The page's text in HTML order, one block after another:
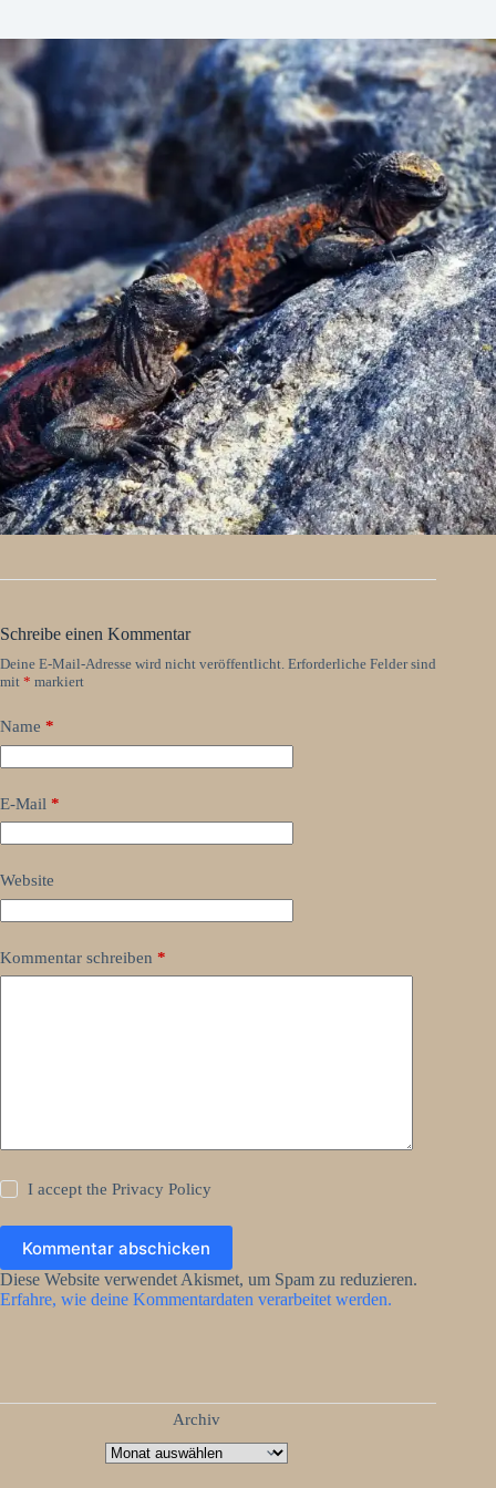
Schreibe einen Kommentar
Deine E-Mail-Adresse wird nicht veröffentlicht. Erforderliche Felder sind
mit * markiert
Name *
E-Mail *
Website
Kommentar schreiben *
I accept thePrivacy Policy
Kommentar abschicken
Diese Website verwendet Akismet, um Spam zu reduzieren.
Erfahre, wie deine Kommentardaten verarbeitet werden.
Archiv